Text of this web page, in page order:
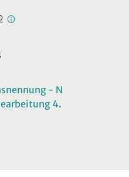
- N
4.